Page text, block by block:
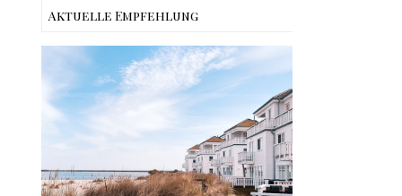
Aktuelle Empfehlung
Reisen - Schleiregion